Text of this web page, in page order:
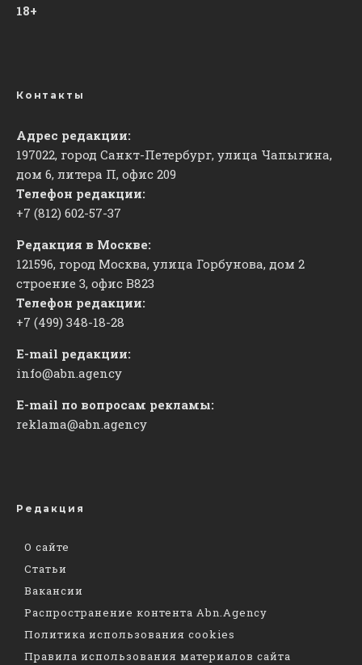
18+
Контакты
Адрес редакции:
197022, город Санкт-Петербург, улица Чапыгина,
дом 6, литера П, офис 209
Телефон редакции:
+7 (812) 602-57-37
Редакция в Москве:
121596, город Москва, улица Горбунова, дом 2
строение 3, офис ​В823
Телефон редакции:
+7 (499) 348-18-28
E-mail редакции:
info@abn.agency
E-mail по вопросам рекламы:
reklama@abn.agency
Редакция
О сайте
Статьи
Вакансии
Распространение контента Abn.Agency
Политика использования cookies
Правила использования материалов сайта